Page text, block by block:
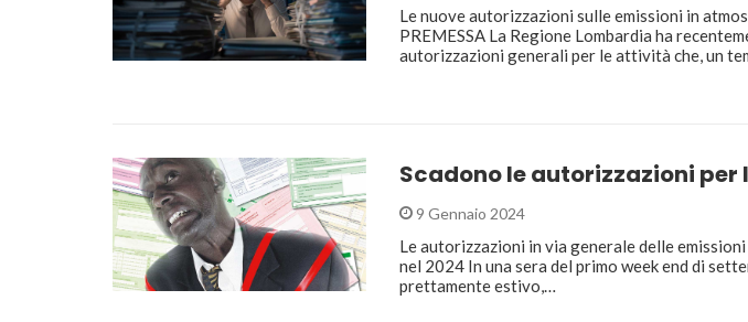
Le nuove autorizzazioni sulle emissioni in
PREMESSA La Regione Lombardia ha
autorizzazioni generali per le attività che, un
Scadono le autorizzazioni per
9 Gennaio 2024
Le autorizzazioni in via generale delle
nel 2024 In una sera del primo week end di
prettamente estivo,…